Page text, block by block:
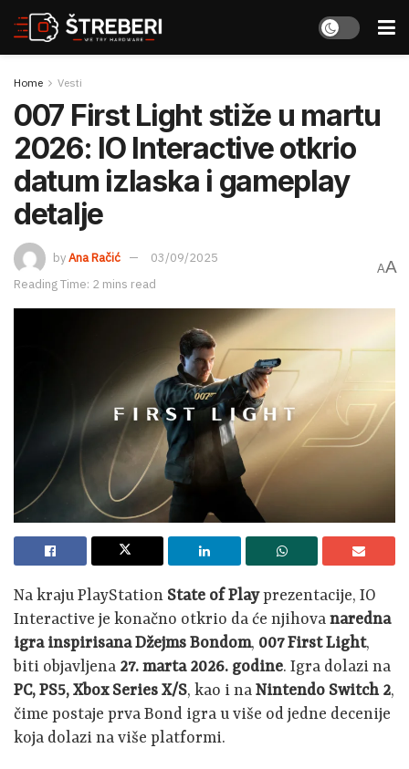
Home Vesti
007 First Light stiže u martu
2026: IO Interactive otkrio
datum izlaska i gameplay
detalje
byAna Račić
03/09/2025
Reading Time: 2 mins read
AA
Na kraju PlayStation State of Playprezentacije, IO
Interactive je konačno otkrio da će njihova naredna
igra inspirisana Džejms Bondom, 007 First Light,
biti objavljena 27. marta 2026. godine. Igra dolazi na
PC, PS5, Xbox Series X/S, kao i na Nintendo Switch 2,
čime postaje prva Bond igra u više od jedne decenije
koja dolazi na više platformi.